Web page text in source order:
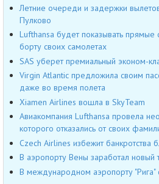
Летние очереди и задержки
Пулково
Lufthansa будет показывать прямые
борту своих самолетах
SAS уберет премиальный эконом-
Virgin Atlantic предложила своим
даже во время полета
Xiamen Airlines вошла в SkyTeam
Авиакомпания Lufthansa провела
которого отказались от своих
Czech Airlines избежит банкротства
В аэропорту Вены заработал новый
В международном аэропорту "Рига"